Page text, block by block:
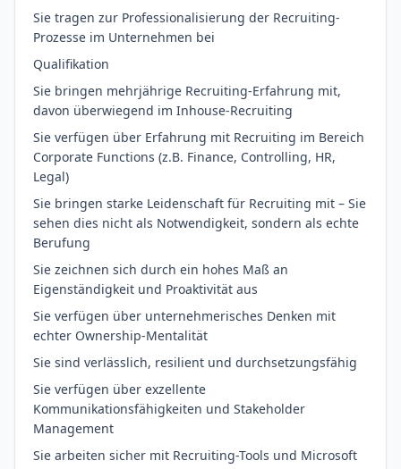
Sie tragen zur Professionalisierung der Recruiting-
Prozesse im Unternehmen bei
Qualifikation
Sie bringen mehrjährige Recruiting-Erfahrung mit,
davon überwiegend im Inhouse-Recruiting
Sie verfügen über Erfahrung mit Recruiting im Bereich
Corporate Functions (z.B. Finance, Controlling, HR,
Legal)
Sie bringen starke Leidenschaft für Recruiting mit – Sie
sehen dies nicht als Notwendigkeit, sondern als echte
Berufung
Sie zeichnen sich durch ein hohes Maß an
Eigenständigkeit und Proaktivität aus
Sie verfügen über unternehmerisches Denken mit
echter Ownership-Mentalität
Sie sind verlässlich, resilient und durchsetzungsfähig
Sie verfügen über exzellente
Kommunikationsfähigkeiten und Stakeholder
Management
Sie arbeiten sicher mit Recruiting-Tools und Microsoft